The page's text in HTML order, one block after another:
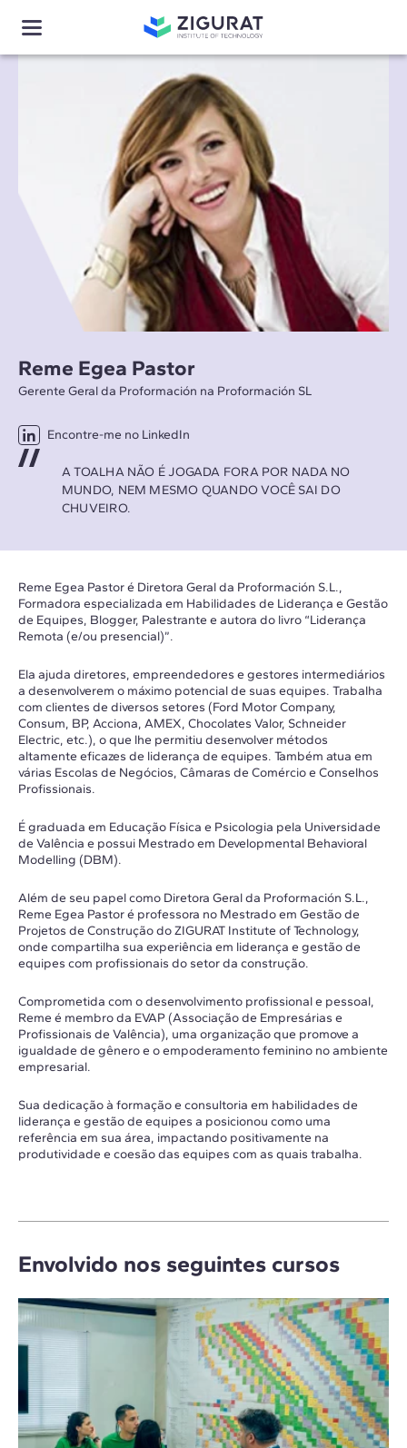
Reme Egea Pastor
Gerente Geral da Proformación na Proformación SL
Encontre-me no LinkedIn
A TOALHA NÃO É JOGADA FORA POR NADA NO
MUNDO, NEM MESMO QUANDO VOCÊ SAI DO
CHUVEIRO.
Reme Egea Pastor é Diretora Geral da Proformación S.L.,
Formadora especializada em Habilidades de Liderança e Gestão
de Equipes, Blogger, Palestrante e autora do livro “Liderança
Remota (e/ou presencial)”.
Ela ajuda diretores, empreendedores e gestores intermediários
a desenvolverem o máximo potencial de suas equipes. Trabalha
com clientes de diversos setores (Ford Motor Company,
Consum, BP, Acciona, AMEX, Chocolates Valor, Schneider
Electric, etc.), o que lhe permitiu desenvolver métodos
altamente eficazes de liderança de equipes. Também atua em
várias Escolas de Negócios, Câmaras de Comércio e Conselhos
Profissionais.
É graduada em Educação Física e Psicologia pela Universidade
de Valência e possui Mestrado em Developmental Behavioral
Modelling (DBM).
Além de seu papel como Diretora Geral da Proformación S.L.,
Reme Egea Pastor é professora no Mestrado em Gestão de
Projetos de Construção do ZIGURAT Institute of Technology,
onde compartilha sua experiência em liderança e gestão de
equipes com profissionais do setor da construção.
Comprometida com o desenvolvimento profissional e pessoal,
Reme é membro da EVAP (Associação de Empresárias e
Profissionais de Valência), uma organização que promove a
igualdade de gênero e o empoderamento feminino no ambiente
empresarial.
Sua dedicação à formação e consultoria em habilidades de
liderança e gestão de equipes a posicionou como uma
referência em sua área, impactando positivamente na
produtividade e coesão das equipes com as quais trabalha.
Envolvido nos seguintes cursos